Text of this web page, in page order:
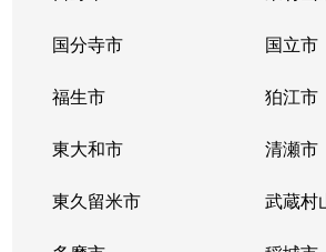
国分寺市 国立市
福生市 狛江市
東大和市 清瀬市
東久留米市 武蔵村